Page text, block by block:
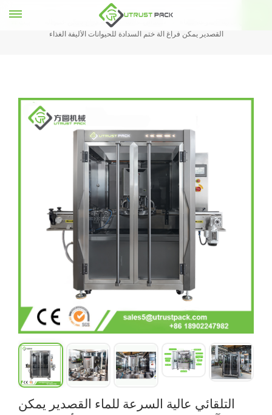
التلقائي عالية السرعة فراغ يمكن ختم آلة
القصدير يمكن فراغ آلة ختم السدادة للحيوانات الأليفة الغذاء
التلقائي عالية السرعة للماء القصدير يمكن